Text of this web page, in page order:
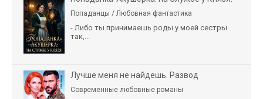
Попаданцы / Любовная фантастика
- Либо ты принимаешь роды у моей сестры
так,...
Лучше меня не найдешь. Развод
Современные любовные романы